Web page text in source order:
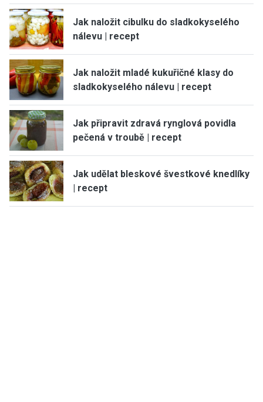
Jak naložit cibulku do sladkokyselého
nálevu | recept
Jak naložit mladé kukuřičné klasy do
sladkokyselého nálevu | recept
Jak připravit zdravá rynglová povidla
pečená v troubě | recept
Jak udělat bleskové švestkové knedlíky
| recept